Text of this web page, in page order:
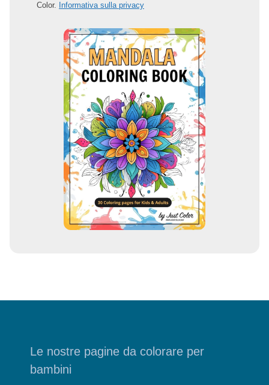
Color. Informativa sulla privacy
Le nostre pagine da colorare per
bambini